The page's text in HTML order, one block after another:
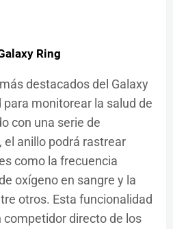
Ring
destacados del Galaxy
para monitorear la salud de
con una serie de
el anillo podrá rastrear
como la frecuencia
oxígeno en sangre y la
otros. Esta funcionalidad
competidor directo de los